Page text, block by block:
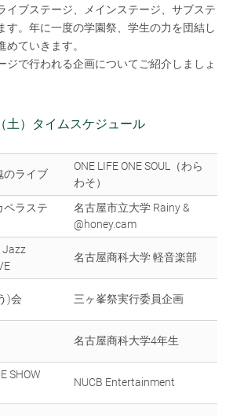
イブステージ、メインステージ、サブステ
す。年に一度の学園祭、学生の力を団結し
めていきます。
ジで行われる企画についてご紹介しましょ
土）タイムスケジュール
のライブ
ONE LIFE ONE SOUL（わら
わそ）
ペラステ
名古屋市立大学 Rainy &
@honey.cam
Jazz
名古屋商科大学 軽音楽部
)会 三ヶ峯祭実行委員企画
名古屋商科大学4年生
SHOW
NUCB Entertainment